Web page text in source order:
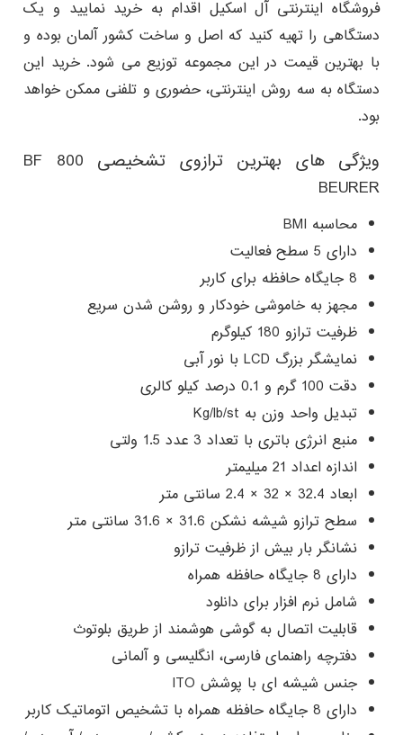
فروشگاه اینترنتی آل اسکیل اقدام به خرید نمایید و یک
دستگاهی را تهیه کنید که اصل و ساخت کشور آلمان بوده و
با بهترین قیمت در این مجموعه توزیع می شود. خرید این
دستگاه به سه روش اینترنتی، حضوری و تلفنی ممکن خواهد
بود.
ویژگی های بهترین ترازوی تشخیصی BF 800
BEURER
محاسبه BMI
دارای 5 سطح فعالیت
8 جایگاه حافظه برای کاربر
مجهز به خاموشی خودکار و روشن شدن سریع
ظرفیت ترازو 180 کیلوگرم
نمایشگر بزرگ LCD با نور آبی
دقت 100 گرم و 0.1 درصد کیلو کالری
تبدیل واحد وزن به Kg/lb/st
منبع انرژی باتری با تعداد 3 عدد 1.5 ولتی
اندازه اعداد 21 میلیمتر
ابعاد 32.4 × 32 × 2.4 سانتی متر
سطح ترازو شیشه نشکن 31.6 × 31.6 سانتی متر
نشانگر بار بیش از ظرفیت ترازو
دارای 8 جایگاه حافظه همراه
شامل نرم افزار برای دانلود
قابلیت اتصال به گوشی هوشمند از طریق بلوتوث
دفترچه راهنمای فارسی، انگلیسی و آلمانی
جنس شیشه ای با پوشش ITO
دارای 8 جایگاه حافظه همراه با تشخیص اتوماتیک کاربر